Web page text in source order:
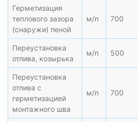
Герметизация
теплового зазора
(снаружи) пеной
м/п 700
Переустановка
отлива, козырька
м/п 500
Переустановка
отлива с
герметизацией
монтажного шва
м/п 700